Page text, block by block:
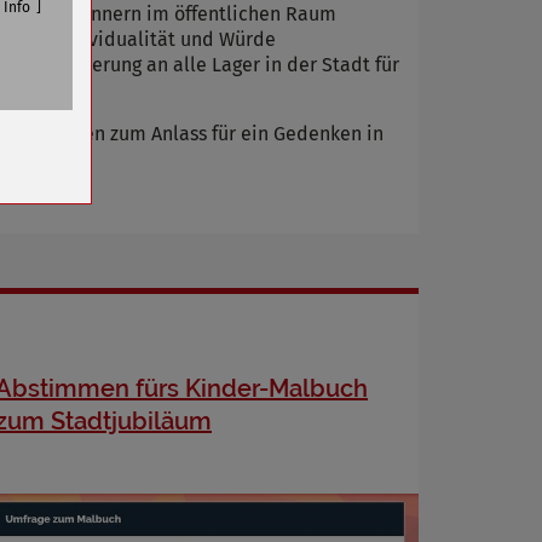
zum Erinnern im öffentlichen Raum
ihre Individualität und Würde
die Erinnerung an alle Lager in der Stadt für
Parteien zum Anlass für ein Gedenken in
fürs Kinder-Malbuch
Stadtjubiläum
Info